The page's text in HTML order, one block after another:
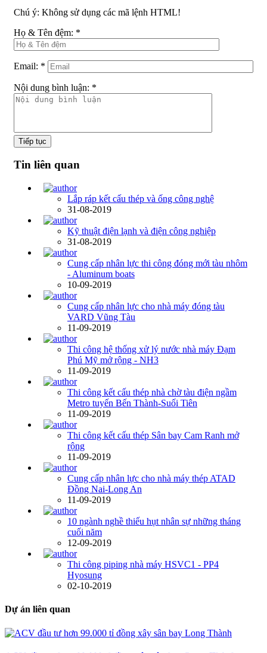
Chú ý: Không sử dụng các mã lệnh HTML!
Họ & Tên đệm: *
Email: *
Nội dung bình luận: *
Tiếp tục
Tin liên quan
Lắp ráp kết cấu thép và ống công nghệ
31-08-2019
Kỹ thuật điện lạnh và điện công nghiệp
31-08-2019
Cung cấp nhân lực thi công đóng mới tàu nhôm
- Aluminum boats
10-09-2019
Cung cấp nhân lực cho nhà máy đóng tàu
VARD Vũng Tàu
11-09-2019
Thi công hệ thống xử lý nước nhà máy Đạm
Phú Mỹ mở rộng - NH3
11-09-2019
Thi công kết cấu thép nhà chờ tàu điện ngầm
Metro tuyến Bến Thành-Suối Tiên
11-09-2019
Thi công kết cấu thép Sân bay Cam Ranh mở
rộng
11-09-2019
Cung cấp nhân lực cho nhà máy thép ATAD
Đồng Nai-Long An
11-09-2019
10 ngành nghề thiếu hụt nhân sự những tháng
cuối năm
12-09-2019
Thi công piping nhà máy HSVC1 - PP4
Hyosung
02-10-2019
Dự án liên quan